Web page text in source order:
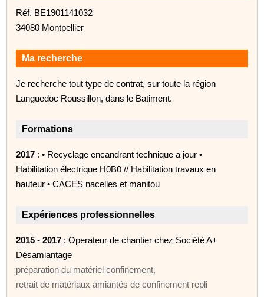
Réf. BE1901141032
34080 Montpellier
Ma recherche
Je recherche tout type de contrat, sur toute la région
Languedoc Roussillon, dans le Batiment.
Formations
2017 : • Recyclage encandrant technique a jour •
Habilitation électrique H0B0 // Habilitation travaux en
hauteur • CACES nacelles et manitou
Expériences professionnelles
2015 - 2017 : Operateur de chantier chez Société A+
Désamiantage
préparation du matériel confinement,
retrait de matériaux amiantés de confinement repli